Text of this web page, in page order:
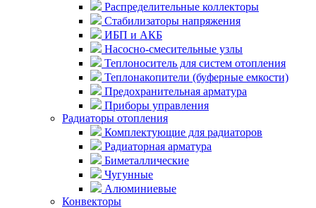
Распределительные коллекторы
Стабилизаторы напряжения
ИБП и АКБ
Насосно-смесительные узлы
Теплоноситель для систем отопления
Теплонакопители (буферные емкости)
Предохранительная арматура
Приборы управления
Радиаторы отопления
Комплектующие для радиаторов
Радиаторная арматура
Биметаллические
Чугунные
Алюминиевые
Конвекторы